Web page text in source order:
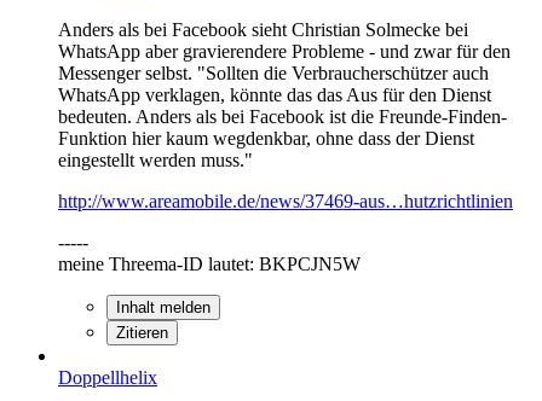
Anders als bei Facebook sieht Christian Solmecke bei
WhatsApp aber gravierendere Probleme - und zwar für den
Messenger selbst. "Sollten die Verbraucherschützer auch
WhatsApp verklagen, könnte das das Aus für den Dienst
bedeuten. Anders als bei Facebook ist die Freunde-Finden-
Funktion hier kaum wegdenkbar, ohne dass der Dienst
eingestellt werden muss."
http://www.areamobile.de/news/37469-aus…hutzrichtlinien
-----
meine Threema-ID lautet: BKPCJN5W
Inhalt melden
Zitieren
Doppellhelix